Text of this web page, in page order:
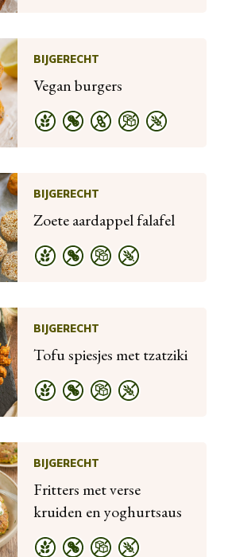
BIJGERECHT
Vegan burgers
BIJGERECHT
Zoete aardappel falafel
BIJGERECHT
Tofu spiesjes met tzatziki
BIJGERECHT
Fritters met verse
kruiden en yoghurtsaus